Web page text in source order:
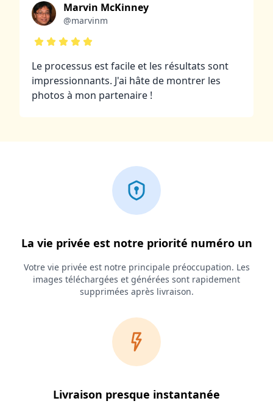
Marvin McKinney
@marvinm
Le processus est facile et les résultats sont
impressionnants. J'ai hâte de montrer les
photos à mon partenaire !
La vie privée est notre priorité numéro un
Votre vie privée est notre principale préoccupation. Les
images téléchargées et générées sont rapidement
supprimées après livraison.
Livraison presque instantanée